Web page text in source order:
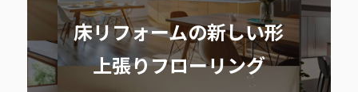
床リフォームの新しい形
上張りフローリング